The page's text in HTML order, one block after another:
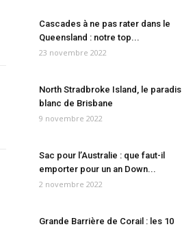
Cascades à ne pas rater dans le
Queensland : notre top...
23 novembre 2022
North Stradbroke Island, le paradis
blanc de Brisbane
9 novembre 2022
Sac pour l’Australie : que faut-il
emporter pour un an Down...
2 novembre 2022
Grande Barrière de Corail : les 10